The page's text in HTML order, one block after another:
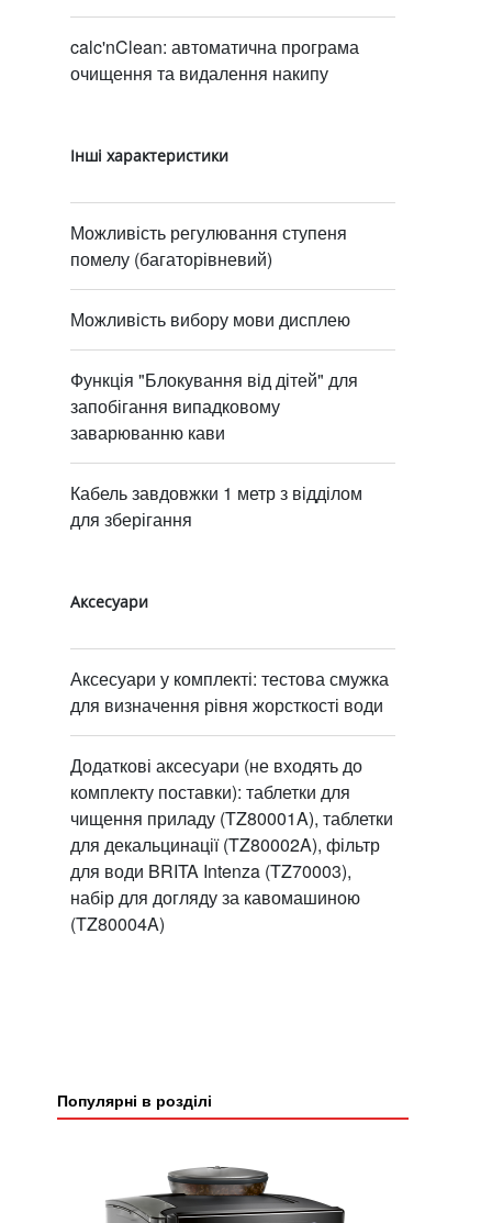
calc'nClean: автоматична програма
очищення та видалення накипу
Інші характеристики
Можливість регулювання ступеня
помелу (багаторівневий)
Можливість вибору мови дисплею
Функція "Блокування від дітей" для
запобігання випадковому
заварюванню кави
Кабель завдовжки 1 метр з відділом
для зберігання
Аксесуари
Аксесуари у комплекті: тестова смужка
для визначення рівня жорсткості води
Додаткові аксесуари (не входять до
комплекту поставки): таблетки для
чищення приладу (TZ80001A), таблетки
для декальцинації (TZ80002A), фільтр
для води BRITA Intenza (TZ70003),
набір для догляду за кавомашиною
(TZ80004A)
Популярні в розділі